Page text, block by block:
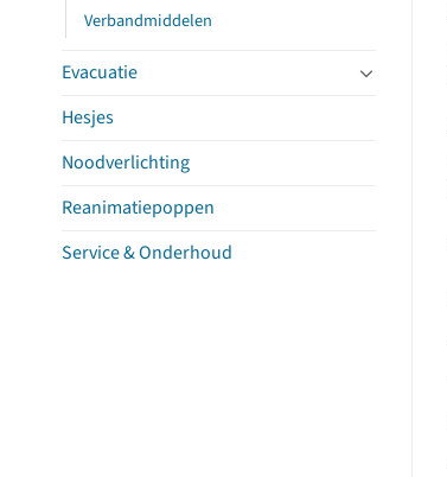
Verbandmiddelen
Evacuatie
Hesjes
Noodverlichting
Reanimatiepoppen
Service & Onderhoud